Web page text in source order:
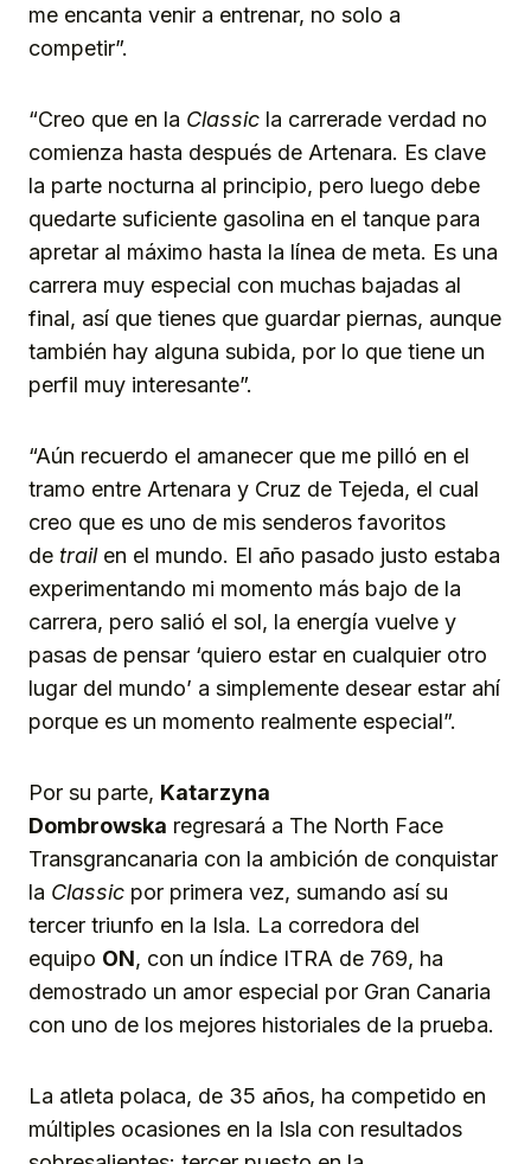
me encanta venir a entrenar, no solo a
competir”.
“Creo que en la Classic la carrerade verdad no
comienza hasta después de Artenara. Es clave
la parte nocturna al principio, pero luego debe
quedarte suficiente gasolina en el tanque para
apretar al máximo hasta la línea de meta. Es una
carrera muy especial con muchas bajadas al
final, así que tienes que guardar piernas, aunque
también hay alguna subida, por lo que tiene un
perfil muy interesante”.
“Aún recuerdo el amanecer que me pilló en el
tramo entre Artenara y Cruz de Tejeda, el cual
creo que es uno de mis senderos favoritos
de trailen el mundo. El año pasado justo estaba
experimentando mi momento más bajo de la
carrera, pero salió el sol, la energía vuelve y
pasas de pensar ‘quiero estar en cualquier otro
lugar del mundo’ a simplemente desear estar ahí
porque es un momento realmente especial”.
Por su parte, Katarzyna
Dombrowska regresará a The North Face
Transgrancanaria con la ambición de conquistar
la Classic por primera vez, sumando así su
tercer triunfo en la Isla. La corredora del
equipo ON, con un índice ITRA de 769, ha
demostrado un amor especial por Gran Canaria
con uno de los mejores historiales de la prueba.
La atleta polaca, de 35 años, ha competido en
múltiples ocasiones en la Isla con resultados